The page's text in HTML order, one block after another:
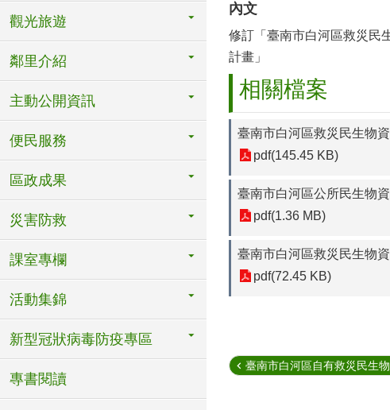
觀光旅遊
鄰里介紹
主動公開資訊
便民服務
區政成果
災害防救
課室專欄
活動集錦
新型冠狀病毒防疫專區
專書閱讀
內文
修訂「臺南市白河區救災民
計畫」
相關檔案
臺南市白河區救災民生物
pdf(145.45 KB)
臺南市白河區公所民生物
pdf(1.36 MB)
臺南市白河區救災民生物
pdf(72.45 KB)
臺南市白河區自有救災民生物